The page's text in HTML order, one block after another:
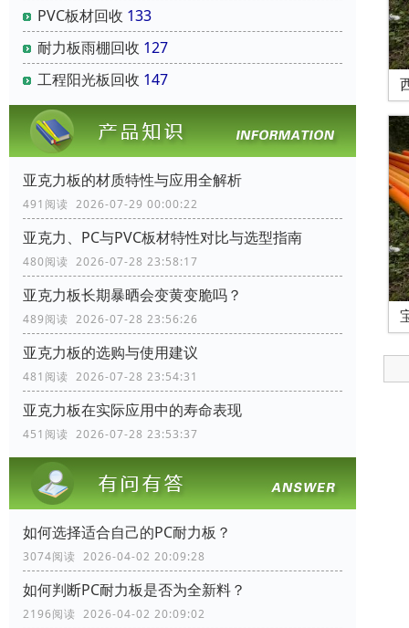
PVC板材回收 133
耐力板雨棚回收 127
工程阳光板回收 147
亚克力板的材质特性与应用全解析
491阅读 2026-07-29 00:00:22
亚克力、PC与PVC板材特性对比与选型指南
480阅读 2026-07-28 23:58:17
亚克力板长期暴晒会变黄变脆吗？
489阅读 2026-07-28 23:56:26
亚克力板的选购与使用建议
481阅读 2026-07-28 23:54:31
亚克力板在实际应用中的寿命表现
451阅读 2026-07-28 23:53:37
如何选择适合自己的PC耐力板？
3074阅读 2026-04-02 20:09:28
如何判断PC耐力板是否为全新料？
2196阅读 2026-04-02 20:09:02